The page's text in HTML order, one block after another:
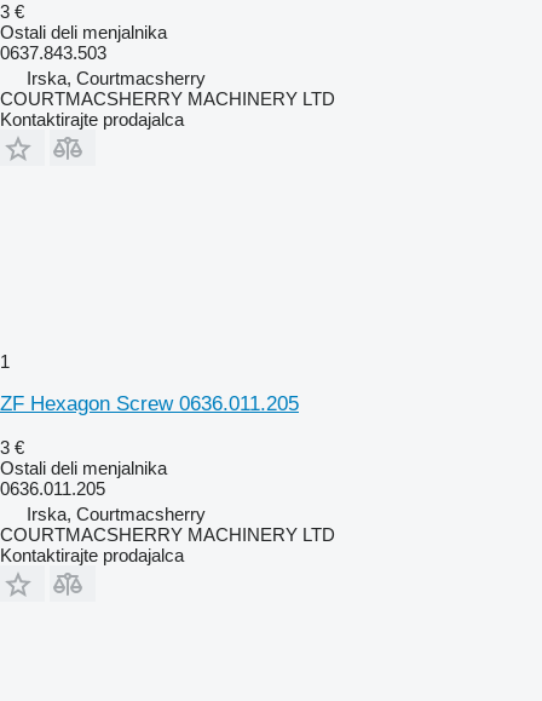
3 €
Ostali deli menjalnika
0637.843.503
Irska, Courtmacsherry
COURTMACSHERRY MACHINERY LTD
Kontaktirajte prodajalca
1
ZF Hexagon Screw 0636.011.205
3 €
Ostali deli menjalnika
0636.011.205
Irska, Courtmacsherry
COURTMACSHERRY MACHINERY LTD
Kontaktirajte prodajalca